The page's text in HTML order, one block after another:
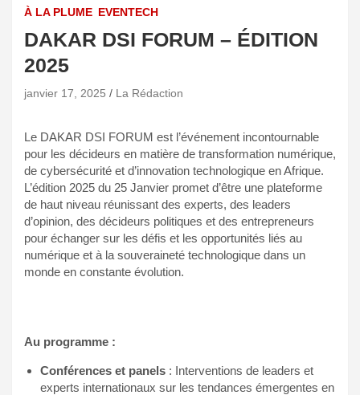
À LA PLUME EVENTECH
DAKAR DSI FORUM – ÉDITION
2025
janvier 17, 2025 La Rédaction
Le DAKAR DSI FORUM est l’événement incontournable
pour les décideurs en matière de transformation numérique,
de cybersécurité et d’innovation technologique en Afrique.
L’édition 2025 du 25 Janvier promet d’être une plateforme
de haut niveau réunissant des experts, des leaders
d’opinion, des décideurs politiques et des entrepreneurs
pour échanger sur les défis et les opportunités liés au
numérique et à la souveraineté technologique dans un
monde en constante évolution.
Au programme :
Conférences et panels : Interventions de leaders et
experts internationaux sur les tendances émergentes en